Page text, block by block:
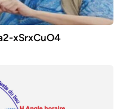
xSrxCuO4